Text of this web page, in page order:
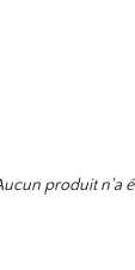
produit n'a